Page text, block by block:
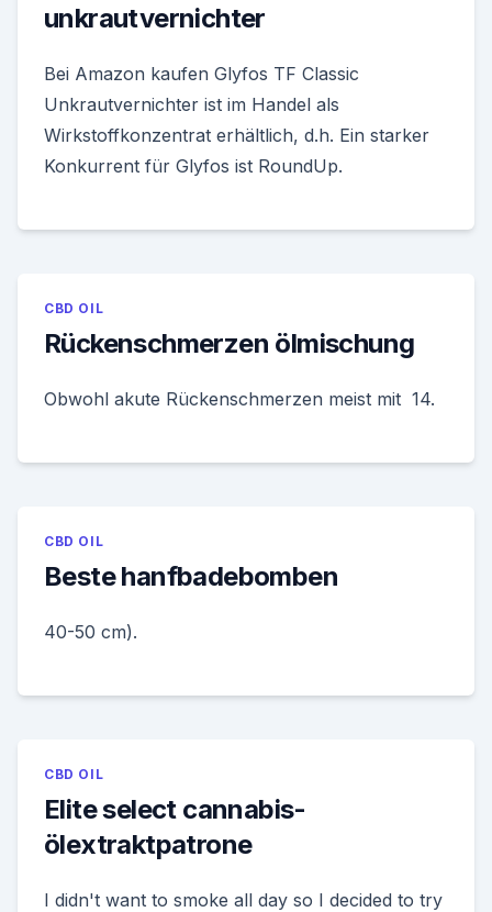
unkrautvernichter
Bei Amazon kaufen Glyfos TF Classic
Unkrautvernichter ist im Handel als
Wirkstoffkonzentrat erhältlich, d.h. Ein starker
Konkurrent für Glyfos ist RoundUp.
CBD OIL
Rückenschmerzen ölmischung
Obwohl akute Rückenschmerzen meist mit 14.
CBD OIL
Beste hanfbadebomben
40-50 cm).
CBD OIL
Elite select cannabis-
ölextraktpatrone
I didn't want to smoke all day so I decided to try